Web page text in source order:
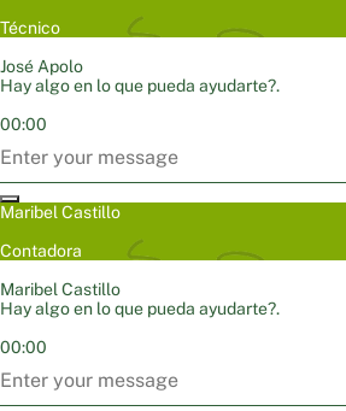
Técnico
José Apolo
Hay algo en lo que pueda ayudarte?.
00:00
Maribel Castillo
Contadora
Maribel Castillo
Hay algo en lo que pueda ayudarte?.
00:00